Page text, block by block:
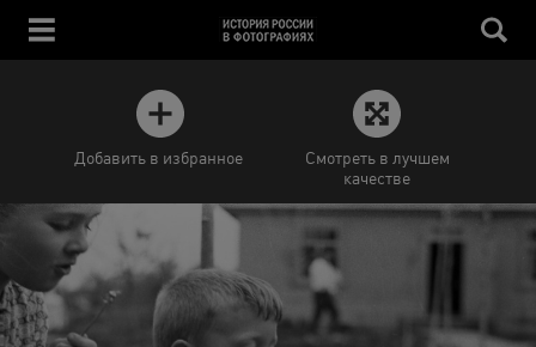
Добавить в избранное
Смотреть в лучшем
качестве